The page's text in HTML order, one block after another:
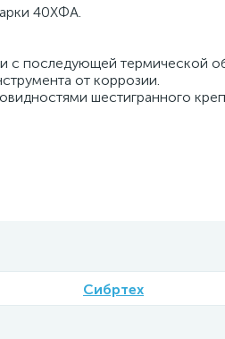
40ХФА.
с последующей термической
от коррозии.
шестигранного
Сибртех